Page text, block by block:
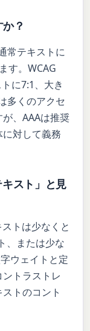
？
常テキストに
す。WCAG
に7:1、大き
多くのアクセ
、AAAは推奨
対して義務
スト」と見
トは少なくと
、または少な
ウェイトと定
トラストレ
トのコント